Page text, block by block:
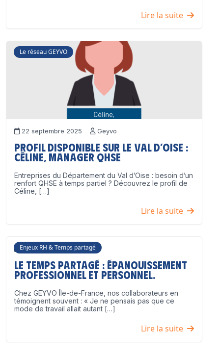
Lire la suite
Le réseau GEYVO
22 septembre 2025 Geyvo
Profil disponible sur le Val d’Oise :
Céline, Manager QHSE
Entreprises du Département du Val d’Oise : besoin d’un
renfort QHSE à temps partiel ? Découvrez le profil de
Céline, […]
Lire la suite
Enjeux RH & Temps partagé
17 juillet 2025 Geyvo
Le temps partagé : épanouissement
professionnel ET personnel.
Chez GEYVO Île-de-France, nos collaborateurs en
témoignent souvent : « Je ne pensais pas que ce
mode de travail allait autant […]
Lire la suite